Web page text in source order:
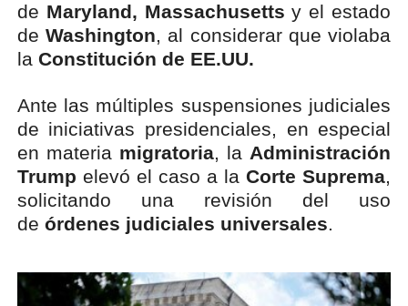
de Maryland, Massachusetts y el estado
deWashington, al considerar que violaba
la Constitución de EE.UU.
Ante las múltiples suspensiones judiciales
de iniciativas presidenciales, en especial
en materia migratoria, la Administración
Trump elevó el caso a laCorte Suprema,
solicitando una revisión del uso
de órdenes judiciales universales.